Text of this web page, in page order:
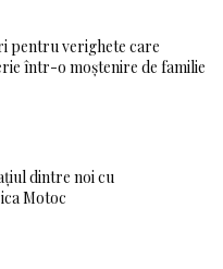
pentru verighete care
într-o moștenire de familie
dintre noi cu
Motoc